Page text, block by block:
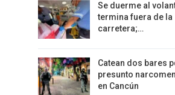
Se duerme al
termina fuera de la
carretera;…
Catean dos bares
presunto
en Cancún